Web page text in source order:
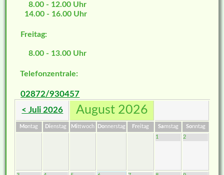
8.00 - 12.00 Uhr
14.00 - 16.00 Uhr
Freitag:
8.00 - 13.00 Uhr
Telefonzentrale:
02872/930457
< Juli 2026 August 2026
Montag Dienstag Mittwoch Donnerstag Freitag Samstag Sonntag
1
2